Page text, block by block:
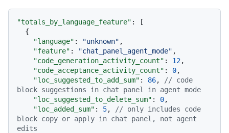
"totals_by_language_feature" :
[
{
"language" : "unknown" ,
"feature" : "chat_panel_agent_mode" ,
"code_generation_activity_count" : 12,
"code_acceptance_activity_count" : 0,
"loc_suggested_to_add_sum" : 86,
// code
block suggestions in chat panel in agent mode
"loc_suggested_to_delete_sum" : 0,
"loc_added_sum" : 5,
// only includes code
block copy or apply in chat panel, not agent
edits